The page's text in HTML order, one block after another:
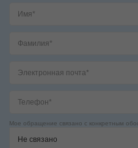
Мое обращение связано с конкретным
Не связано